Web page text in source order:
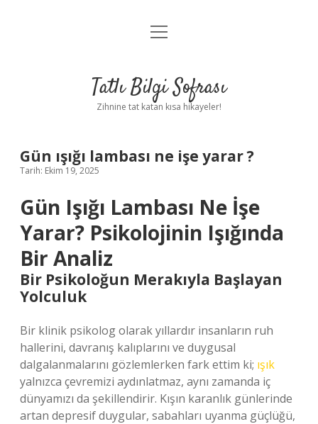
Anasayfa
Yasal Uyarı
menüyü
Tatlı Bilgi Sofrası
Zihnine tat katan kısa hikayeler!
Gün ışığı lambası ne işe yarar ?
Tarih: Ekim 19, 2025
Gün Işığı Lambası Ne İşe
Yarar? Psikolojinin Işığında
Bir Analiz
Bir Psikoloğun Merakıyla Başlayan
Yolculuk
Bir klinik psikolog olarak yıllardır insanların ruh
hallerini, davranış kalıplarını ve duygusal
dalgalanmalarını gözlemlerken fark ettim ki; ışık
yalnızca çevremizi aydınlatmaz, aynı zamanda iç
dünyamızı da şekillendirir. Kışın karanlık günlerinde
artan depresif duygular, sabahları uyanma güçlüğü,